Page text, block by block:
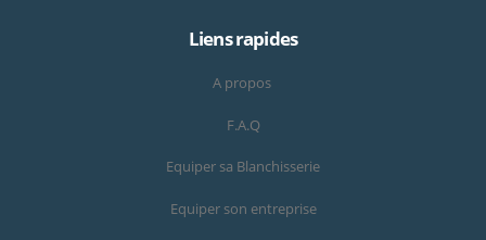
Liens rapides
A propos
F.A.Q
Equiper sa Blanchisserie
Equiper son entreprise